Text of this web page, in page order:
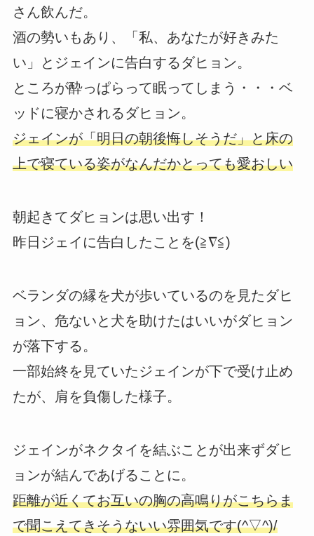
さん飲んだ。
酒の勢いもあり、「私、あなたが好きみた
い」とジェインに告白するダヒョン。
ところが酔っぱらって眠ってしまう・・・ベ
ッドに寝かされるダヒョン。
ジェインが「明日の朝後悔しそうだ」と床の
上で寝ている姿がなんだかとっても愛おしい
朝起きてダヒョンは思い出す！
昨日ジェイに告白したことを(≧∇≦)
ベランダの縁を犬が歩いているのを見たダヒ
ョン、危ないと犬を助けたはいいがダヒョン
が落下する。
一部始終を見ていたジェインが下で受け止め
たが、肩を負傷した様子。
ジェインがネクタイを結ぶことが出来ずダヒ
ョンが結んであげることに。
距離が近くてお互いの胸の高鳴りがこちらま
で聞こえてきそうないい雰囲気です(^▽^)/